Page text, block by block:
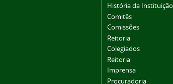
História da Instituição
Comitês
Comissões
Reitoria
Colegiados
Reitoria
Imprensa
Procuradoria